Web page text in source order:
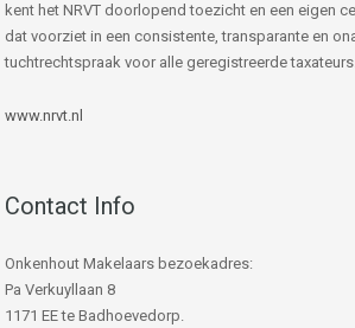
kent het NRVT doorlopend toezicht en een eigen
dat voorziet in een consistente, transparante en
tuchtrechtspraak voor alle geregistreerde
www.nrvt.nl
Contact Info
Onkenhout Makelaars bezoekadres:
Pa Verkuyllaan 8
1171 EE te Badhoevedorp.